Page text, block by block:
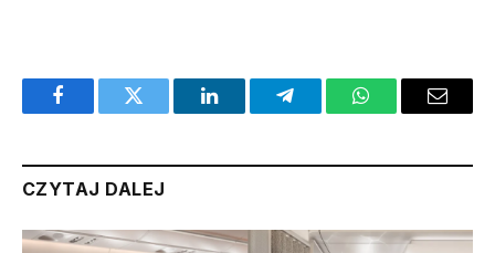
FacebookTwitter LinkedInTelegramWhatsAppEmail
CZYTAJ DALEJ